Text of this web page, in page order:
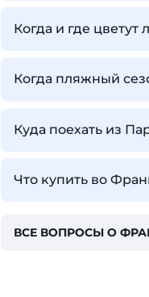
Когда и где
Когда пляжный
Куда поехать из
Что купить во
ВСЕ ВОПРОСЫ О